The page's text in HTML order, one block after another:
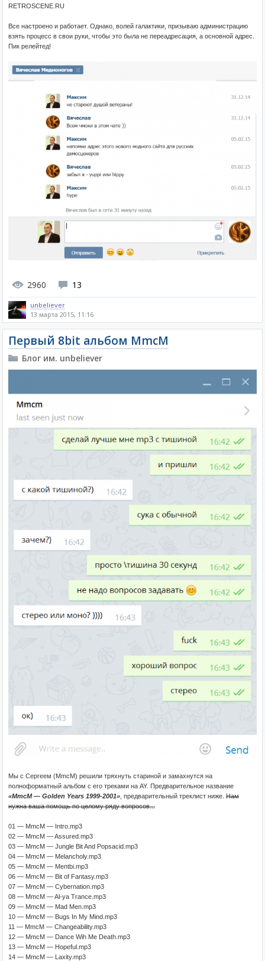
RETROSCENE.RU
Все настроено и работает. Однако, волей галактики, призываю администрацию
взять процесс в свои руки, чтобы это была не переадресация, а основной адрес.
Пик релейтед!
2960 13
unbeliever
13 марта 2015, 11:16
Первый 8bit альбом MmcM
Блог им. unbeliever
Мы с Сергеем (MmcM) решили тряхнуть стариной и замахнутся на
полноформатный альбом с его треками на AY. Предварительное название
«MmcM — Golden Years 1999-2001» , предварительный треклист ниже. Нам
нужна ваша помощь по целому ряду вопросов...
01 — MmcM — Intro.mp3
02 — MmcM — Assured.mp3
03 — MmcM — Jungle Bit And Popsacid.mp3
04 — MmcM — Melancholy.mp3
05 — MmcM — Mentbi.mp3
06 — MmcM — Bit of Fantasy.mp3
07 — MmcM — Cybernation.mp3
08 — MmcM — Al-ya Trance.mp3
09 — MmcM — Mad Men.mp3
10 — MmcM — Bugs In My Mind.mp3
11 — MmcM — Changeability.mp3
12 — MmcM — Dance Wih Me Death.mp3
13 — MmcM — Hopeful.mp3
14 — MmcM — Laxity.mp3